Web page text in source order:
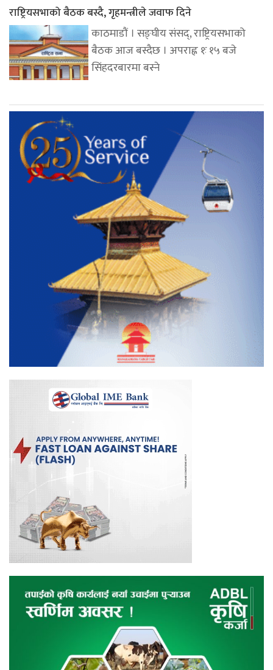
राष्ट्रियसभाको बैठक बस्दै, गृहमन्त्रीले जवाफ दिने
काठमाडौं । सङ्घीय संसद्, राष्ट्रियसभाको
बैठक आज बस्दैछ । अपराह्न १ः १५ बजे
सिंहदरबारमा बस्ने